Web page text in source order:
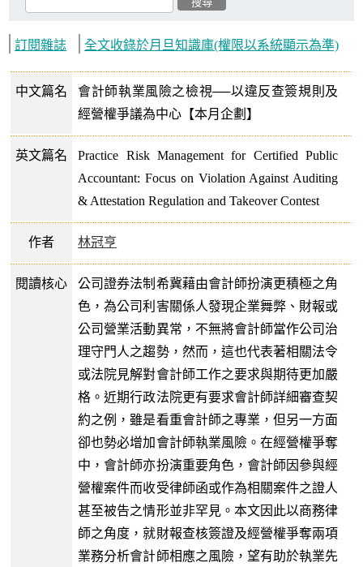
訂閱雜誌 全文收錄於月旦知識庫(權限以系統顯示為準)
中文篇名
會計師執業風險之檢視──以違反查簽規則及
經營權爭議為中心【本月企劃】
英文篇名
Practice Risk Management for Certified Public
Accountant: Focus on Violation Against Auditing
& Attestation Regulation and Takeover Contest
作者 林冠亨
閱讀核心
公司證券法制希冀藉由會計師扮演更積極之角
色，為公司利害關係人發現企業舞弊、財報或
公司營業活動異常，不無將會計師當作公司治
理守門人之趨勢，然而，這也代表著相關法令
或法院見解對會計師工作之要求與期待更加嚴
格。近期行政法院更有要求會計師詳細審查契
約之例，雖是看重會計師之專業，但另一方面
卻也勢必增加會計師執業風險。在經營權爭奪
中，會計師亦扮演重要角色，會計師因參與經
營權案件而收受律師函或作為相關案件之證人
甚至被告之情形並非罕見。本文因此以商務律
師之角度，就財報查核簽證及經營權爭奪兩項
業務分析會計師相應之風險，望有助於執業先